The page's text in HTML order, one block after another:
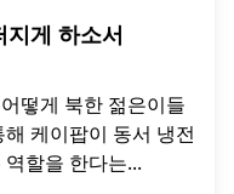
게 하소서
떻게 북한 젊은이들
케이팝이 동서 냉전
할을 한다는...